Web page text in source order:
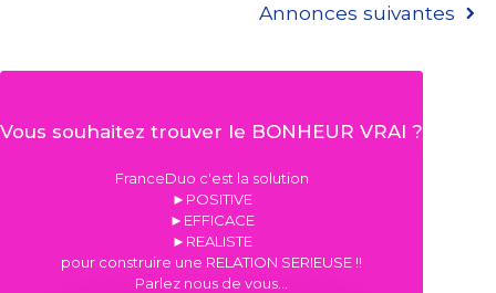
Annonces suivantes
Vous souhaitez trouver le BONHEUR VRAI ?
FranceDuo c'est la solution
►POSITIVE
►EFFICACE
►REALISTE
pour construire une RELATION SERIEUSE !!
Parlez nous de vous…